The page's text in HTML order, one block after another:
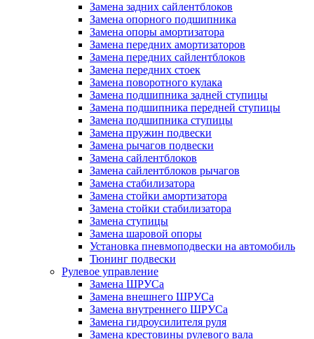
Замена задних сайлентблоков
Замена опорного подшипника
Замена опоры амортизатора
Замена передних амортизаторов
Замена передних сайлентблоков
Замена передних стоек
Замена поворотного кулака
Замена подшипника задней ступицы
Замена подшипника передней ступицы
Замена подшипника ступицы
Замена пружин подвески
Замена рычагов подвески
Замена сайлентблоков
Замена сайлентблоков рычагов
Замена стабилизатора
Замена стойки амортизатора
Замена стойки стабилизатора
Замена ступицы
Замена шаровой опоры
Установка пневмоподвески на автомобиль
Тюнинг подвески
Рулевое управление
Замена ШРУСа
Замена внешнего ШРУСа
Замена внутреннего ШРУСа
Замена гидроусилителя руля
Замена крестовины рулевого вала